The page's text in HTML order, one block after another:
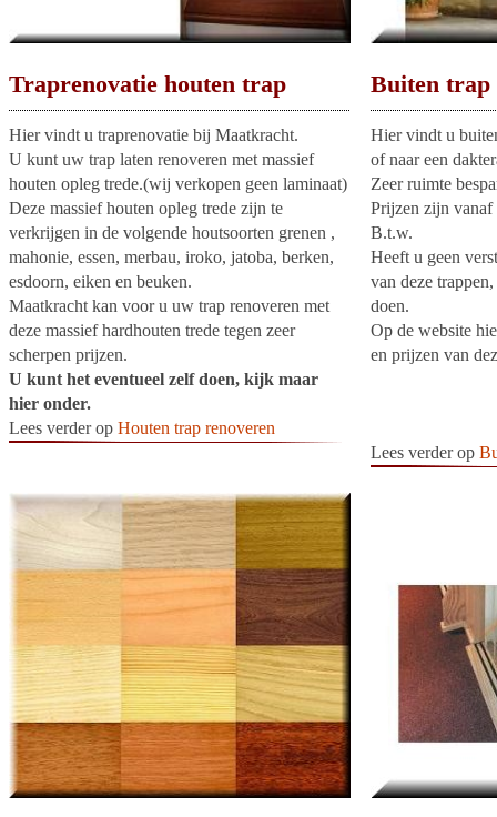
Traprenovatie houten trap
Hier vindt u traprenovatie bij Maatkracht.
U kunt uw trap laten renoveren met massief
houten opleg trede.(wij verkopen geen laminaat)
Deze massief houten opleg trede zijn te
verkrijgen in de volgende houtsoorten grenen ,
mahonie, essen, merbau, iroko, jatoba, berken,
esdoorn, eiken en beuken.
Maatkracht kan voor u uw trap renoveren met
deze massief hardhouten trede tegen zeer
scherpen prijzen.
U kunt het eventueel zelf doen, kijk maar
hier onder.
Lees verder op Houten trap renoveren
Buiten trap
Hier vindt u
of naar een
Zeer ruimte
Prijzen zijn
B.t.w.
Heeft u geen
van deze
doen.
Op de website
en prijzen van
Lees verder op